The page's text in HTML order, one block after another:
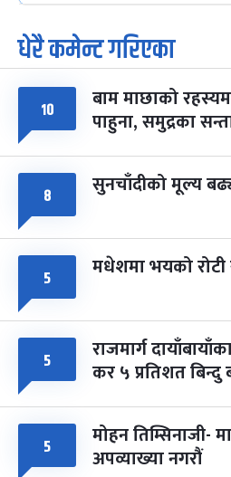
७
आइत
पूर्णिमा व्रत
चैत्र ७, २०८३-Mar 21, 2027
८
सोम
फागुपूर्णिमा
चैत्र ८, २०८३-Mar 22, 2027
धेरै कमेन्ट गरिएका
१० बाम माछाको
पाहुना, समुद्रका
८ सुनचाँदीको मूल्य
५ मधेशमा भयको
५ राजमार्ग
कर ५ प्रतिशत बिन्दु
५ मोहन तिम्सिनाजी-
अपव्याख्या नगरौं